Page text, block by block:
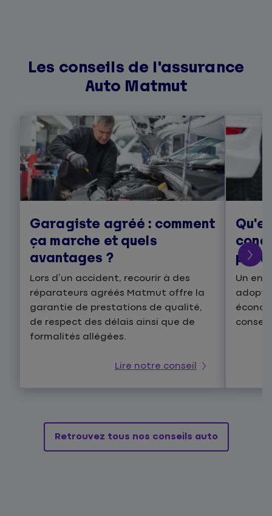
Les conseils de l'assurance
Auto Matmut
Garagiste agréé : comment
ça marche et quels
avantages ?
Lors d’un accident, recourir à des
réparateurs agréés Matmut offre la
garantie de prestations de qualité,
de respect des délais ainsi que de
formalités allégées.
Lire notre conseil
Un
Retrouvez tous nos conseils auto